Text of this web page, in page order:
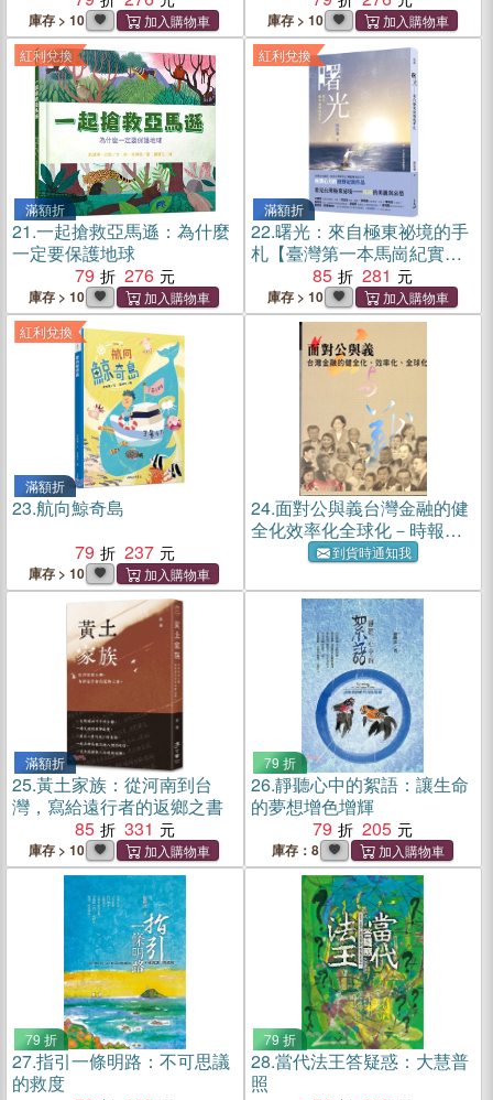
庫存 > 10 庫存 > 10
紅利兌換
滿額折
21.一起搶救亞馬遜：為什麼
一定要保護地球
79
276
庫存 > 10
紅利兌換
滿額折
22.曙光：來自極東祕境的手
札【臺灣第一本馬崗紀實作
85 281
庫存 > 10
紅利兌換
滿額折
23.航向鯨奇島
79
237
庫存 > 10
24.面對公與義台灣金融的健
全化效率化全球化－時報文
教基金會叢書45
到貨時通知我
滿額折
25.黃土家族：從河南到台
灣，寫給遠行者的返鄉之書
85
331
庫存 > 10
79 折
26.靜聽心中的絮語：讓生命
的夢想增色增輝
79
205
庫存：8
79 折
27.指引一條明路：不可思議
的救度
79 折
28.當代法王答疑惑：大慧普
照